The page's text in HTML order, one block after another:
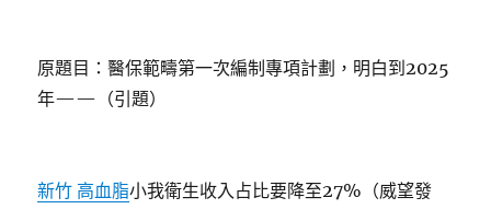
原題目：醫保範疇第一次編制專項計劃，明白到2025
年——（引題）
新竹 高血脂小我衛生收入占比要降至27%（威望發